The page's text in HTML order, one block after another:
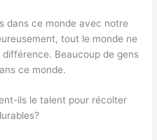
dans ce monde avec notre
tout le monde ne
Beaucoup de gens
ce monde.
ils le talent pour récolter